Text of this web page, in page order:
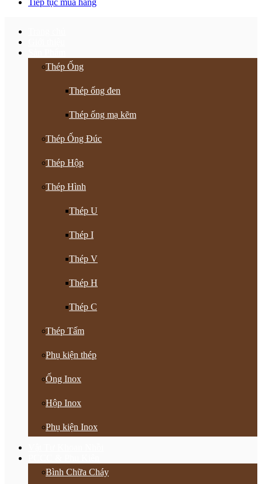
Tiếp tục mua hàng
Thép Ống
Thép ống đen
Thép ống mạ kẽm
Thép Ống Đúc
Thép Hộp
Thép Hình
Thép U
Thép I
Thép V
Thép H
Thép C
Thép Tấm
Phụ kiện thép
Ống Inox
Hộp Inox
Phụ kiện Inox
Bình Chữa Cháy